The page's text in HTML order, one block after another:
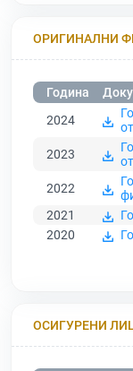
ОРИГИНАЛНИ
Година
2024
2023
2022
2021
2020
ОСИГУРЕНИ